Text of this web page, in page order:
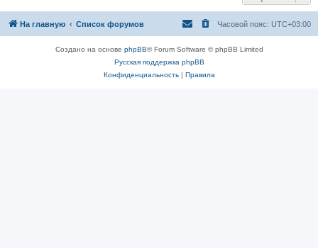
На главную Список форумов Часовой пояс: UTC+03:00
Создано на основе phpBB® Forum Software © phpBB Limited
Русская поддержка phpBB
Конфиденциальность| Правила